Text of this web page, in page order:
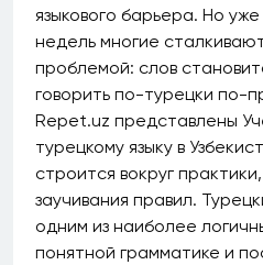
языкового барьера. Но
недель многие
проблемой: слов
говорить по-турецки по-
Repet.uz представлены
турецкому языку в
строится вокруг
заучивания правил.
одним из наиболее
понятной грамматике и